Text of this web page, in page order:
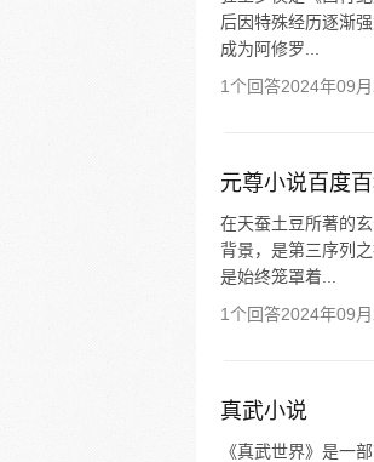
后因特殊经历逐渐
成为阿修罗...
1个回答2024年09
元尊小说百度
在天蚕土豆所著的
背景，是第三序列
是始终笼罩着...
1个回答2024年09
真武小说
《真武世界》是一